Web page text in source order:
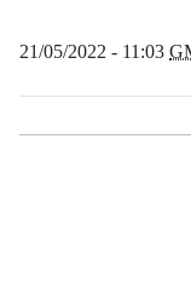
21/05/2022 - 11:03